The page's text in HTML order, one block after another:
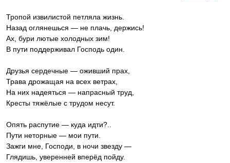
Тропой извилистой петляла жизнь.
Назад оглянешься — не плачь, держись!
Ах, бури лютые холодных зим!
В пути поддерживал Господь один.
Друзья сердечные — оживший прах,
Трава дрожащая на всех ветрах,
На них надеяться — напрасный труд,
Кресты тяжёлые с трудом несут.
Опять распутие — куда идти?..
Пути неторные — мои пути.
Зажги мне, Господи, в ночи звезду —
Глядишь, уверенней вперёд пойду.